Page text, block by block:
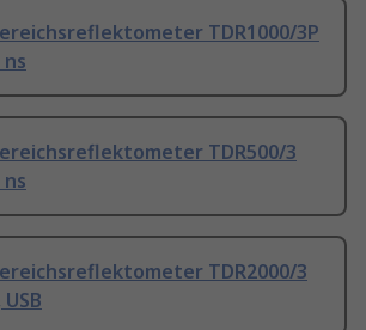
TDR1000/3P
ns
TDR500/3
ns
TDR2000/3